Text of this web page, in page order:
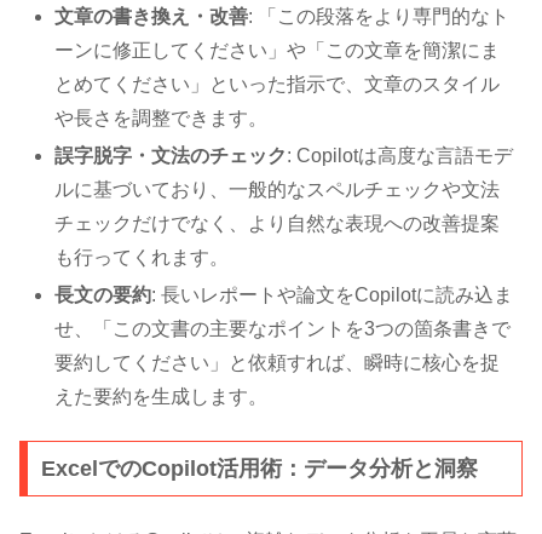
文章の書き換え・改善: 「この段落をより専門的なト
ーンに修正してください」や「この文章を簡潔にま
とめてください」といった指示で、文章のスタイル
や長さを調整できます。
誤字脱字・文法のチェック: Copilotは高度な言語モデ
ルに基づいており、一般的なスペルチェックや文法
チェックだけでなく、より自然な表現への改善提案
も行ってくれます。
長文の要約: 長いレポートや論文をCopilotに読み込ま
せ、「この文書の主要なポイントを3つの箇条書きで
要約してください」と依頼すれば、瞬時に核心を捉
えた要約を生成します。
ExcelでのCopilot活用術：データ分析と洞察